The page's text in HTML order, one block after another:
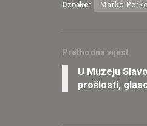
Oznake: Marko
Prethodna vijest
U Muzeju
prošlosti,